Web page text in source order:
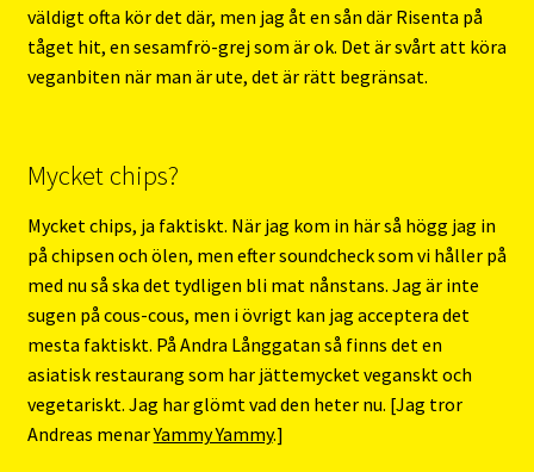
väldigt ofta kör det där, men jag åt en sån där Risenta på
tåget hit, en sesamfrö-grej som är ok. Det är svårt att köra
veganbiten när man är ute, det är rätt begränsat.
Mycket chips?
Mycket chips, ja faktiskt. När jag kom in här så högg jag in
på chipsen och ölen, men efter soundcheck som vi håller på
med nu så ska det tydligen bli mat nånstans. Jag är inte
sugen på cous-cous, men i övrigt kan jag acceptera det
mesta faktiskt. På Andra Långgatan så finns det en
asiatisk restaurang som har jättemycket veganskt och
vegetariskt. Jag har glömt vad den heter nu. [Jag tror
Andreas menarYammy Yammy.]